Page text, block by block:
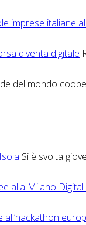
imprese italiane
diventa digitale
del mondo
Si è svolta
alla Milano Digital